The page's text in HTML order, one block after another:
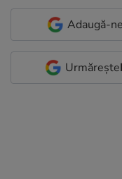
Adaugă-
Urmărește